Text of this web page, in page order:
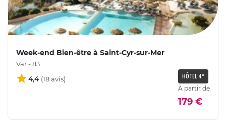
Week-end Bien-être à Saint-Cyr-sur-Mer
Var - 83
4,4 HÔTEL 4*
À partir de
179 €